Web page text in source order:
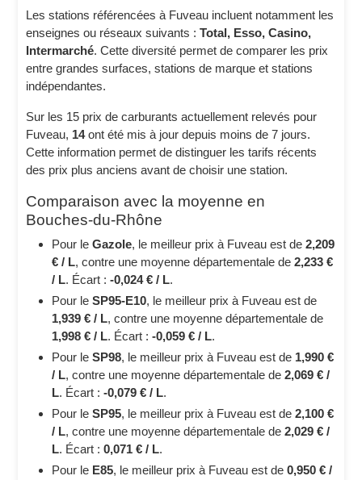
Les stations référencées à Fuveau incluent notamment les
enseignes ou réseaux suivants :Total, Esso, Casino,
Intermarché. Cette diversité permet de comparer les prix
entre grandes surfaces, stations de marque et stations
indépendantes.
Sur les 15 prix de carburants actuellement relevés pour
Fuveau, 14ont été mis à jour depuis moins de 7 jours.
Cette information permet de distinguer les tarifs récents
des prix plus anciens avant de choisir une station.
Comparaison avec la moyenne en
Bouches-du-Rhône
Pour leGazole, le meilleur prix à Fuveau est de2,209
€ / L, contre une moyenne départementale de2,233 €
/ L. Écart :-0,024 € / L.
Pour leSP95-E10, le meilleur prix à Fuveau est de
1,939 € / L, contre une moyenne départementale de
1,998 € / L. Écart :-0,059 € / L.
Pour leSP98, le meilleur prix à Fuveau est de 1,990 €
/ L, contre une moyenne départementale de2,069 € /
L. Écart :-0,079 € / L.
Pour leSP95, le meilleur prix à Fuveau est de2,100 €
/ L, contre une moyenne départementale de2,029 € /
L. Écart :0,071 € / L.
Pour le E85, le meilleur prix à Fuveau est de0,950 € /